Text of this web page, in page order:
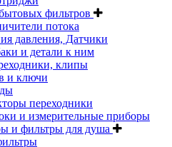
фильтров
потока
давления, Датчики
и детали к ним
клипы
и ключи
переходники
и измерительные приборы
и фильтры для душа